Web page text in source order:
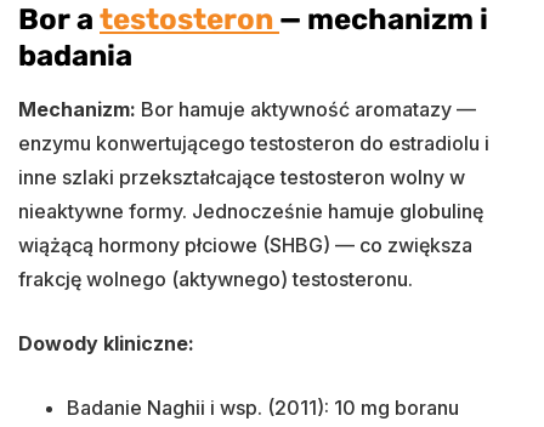
Bor a testosteron — mechanizm i
badania
Mechanizm: Bor hamuje aktywność aromatazy —
enzymu konwertującego testosteron do estradiolu i
inne szlaki przekształcające testosteron wolny w
nieaktywne formy. Jednocześnie hamuje globulinę
wiążącą hormony płciowe (SHBG) — co zwiększa
frakcję wolnego (aktywnego) testosteronu.
Dowody kliniczne:
Badanie Naghii i wsp. (2011): 10 mg boranu